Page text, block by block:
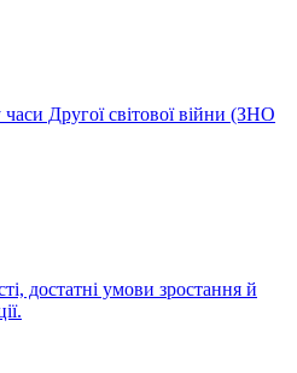
Другої світової війни (ЗНО
достатні умови зростання й